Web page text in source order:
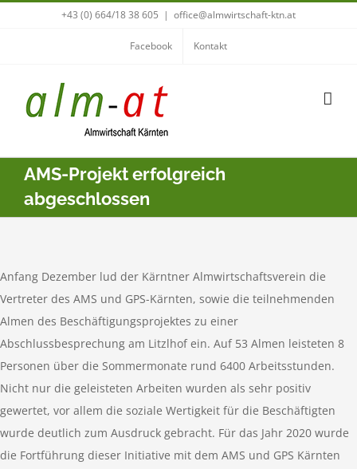
+43 (0) 664/18 38 605 | office@almwirtschaft-ktn.at
Facebook Kontakt
AMS-Projekt erfolgreich
abgeschlossen
Anfang Dezember lud der Kärntner Almwirtschaftsverein die
Vertreter des AMS und GPS-Kärnten, sowie die teilnehmenden
Almen des Beschäftigungsprojektes zu einer
Abschlussbesprechung am Litzlhof ein. Auf 53 Almen leisteten 8
Personen über die Sommermonate rund 6400 Arbeitsstunden.
Nicht nur die geleisteten Arbeiten wurden als sehr positiv
gewertet, vor allem die soziale Wertigkeit für die Beschäftigten
wurde deutlich zum Ausdruck gebracht. Für das Jahr 2020 wurde
die Fortführung dieser Initiative mit dem AMS und GPS Kärnten